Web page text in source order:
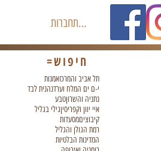
להתחברות
חיפוש=
תל אביב והמרכזאמנות
י-ם ים המלח וערדנהנית לבד
נתניה והשרוןטבע
איי יוון וקפריסיןגילי בגליל
קיבוציםמסעדות
רמת הגולן והגליל
המדינות הבלטיות